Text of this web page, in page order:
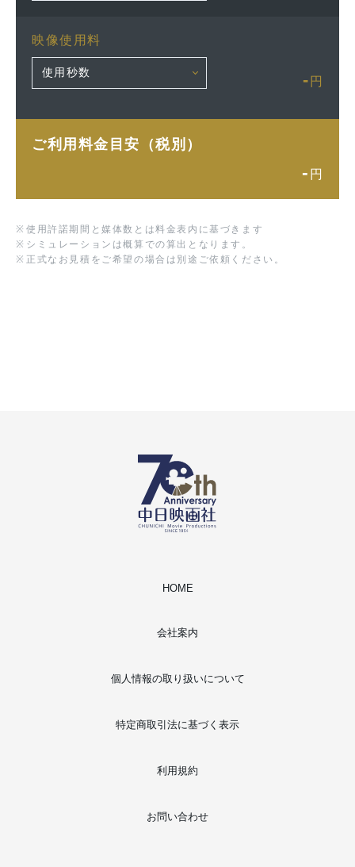
映像使用料
- 円
ご利用料金目安（税別）
- 円
※ 使用許諾期間と媒体数とは料金表内に基づきます
※ シミュレーションは概算での算出となります。
※ 正式なお見積をご希望の場合は別途ご依頼ください。
HOME
会社案内
個人情報の取り扱いについて
特定商取引法に基づく表示
利用規約
お問い合わせ